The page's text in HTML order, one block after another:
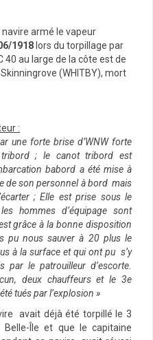
armé le vapeur
1918 lors du torpillage par
40 au large de la côte est de
(WHITBY), mort
:
une forte brise d’WNW forte
; le canot tribord est
babord a été mise à
de son personnel à bord mais
; Elle est prise sous le
hommes d’équipage sont
grâce à la bonne disposition
pu nous sauver à 20 plus le
à la surface et qui ont pu s’y
par le patrouilleur d’escorte.
deux chauffeurs et le 3e
tués par l’explosion »
avait déjà été torpillé le 3
Île et que le capitaine